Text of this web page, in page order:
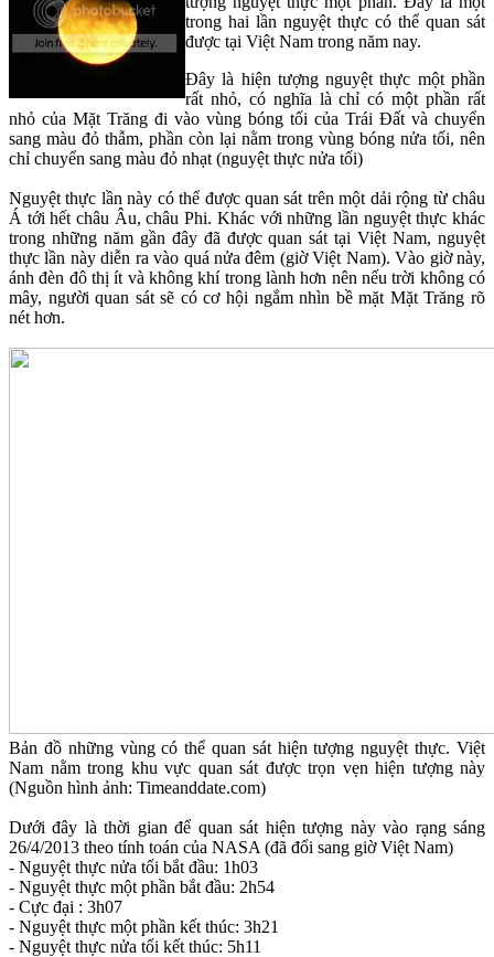
trong hai lần nguyệt thực có thể quan sát
được tại Việt Nam trong năm nay.
Đây là hiện tượng nguyệt thực một phần
rất nhỏ, có nghĩa là chỉ có một phần rất
nhỏ của Mặt Trăng đi vào vùng bóng tối của Trái Đất và chuyển
sang màu đỏ thẫm, phần còn lại nằm trong vùng bóng nửa tối, nên
chỉ chuyển sang màu đỏ nhạt (nguyệt thực nửa tối)
Nguyệt thực lần này có thể được quan sát trên một dải rộng từ châu
Á tới hết châu Âu, châu Phi. Khác với những lần nguyệt thực khác
trong những năm gần đây đã được quan sát tại Việt Nam, nguyệt
thực lần này diễn ra vào quá nửa đêm (giờ Việt Nam). Vào giờ này,
ánh đèn đô thị ít và không khí trong lành hơn nên nếu trời không có
mây, người quan sát sẽ có cơ hội ngắm nhìn bề mặt Mặt Trăng rõ
nét hơn.
Bản đồ những vùng có thể quan sát hiện tượng nguyệt thực. Việt
Nam nằm trong khu vực quan sát được trọn vẹn hiện tượng này
(Nguồn hình ảnh: Timeanddate.com)
Dưới đây là thời gian để quan sát hiện tượng này vào rạng sáng
26/4/2013 theo tính toán của NASA (đã đổi sang giờ Việt Nam)
- Nguyệt thực nửa tối bắt đầu: 1h03
- Nguyệt thực một phần bắt đầu: 2h54
- Cực đại : 3h07
- Nguyệt thực một phần kết thúc: 3h21
- Nguyệt thực nửa tối kết thúc: 5h11